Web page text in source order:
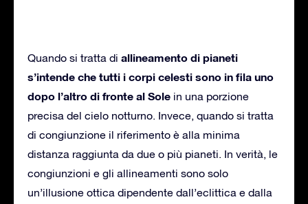
Quando si tratta di allineamento di pianeti
s’intende che tutti i corpi celesti sono in fila uno
dopo l’altro di fronte al Sole in una porzione
precisa del cielo notturno. Invece, quando si tratta
di congiunzione il riferimento è alla minima
distanza raggiunta da due o più pianeti. In verità, le
congiunzioni e gli allineamenti sono solo
un’illusione ottica dipendente dall’eclittica e dalla